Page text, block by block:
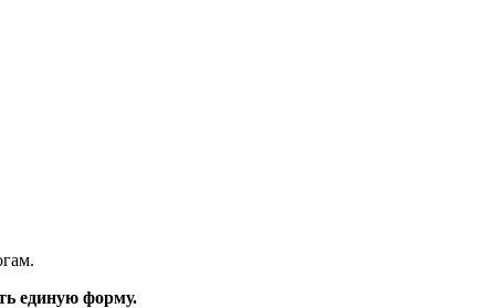
единую форму.